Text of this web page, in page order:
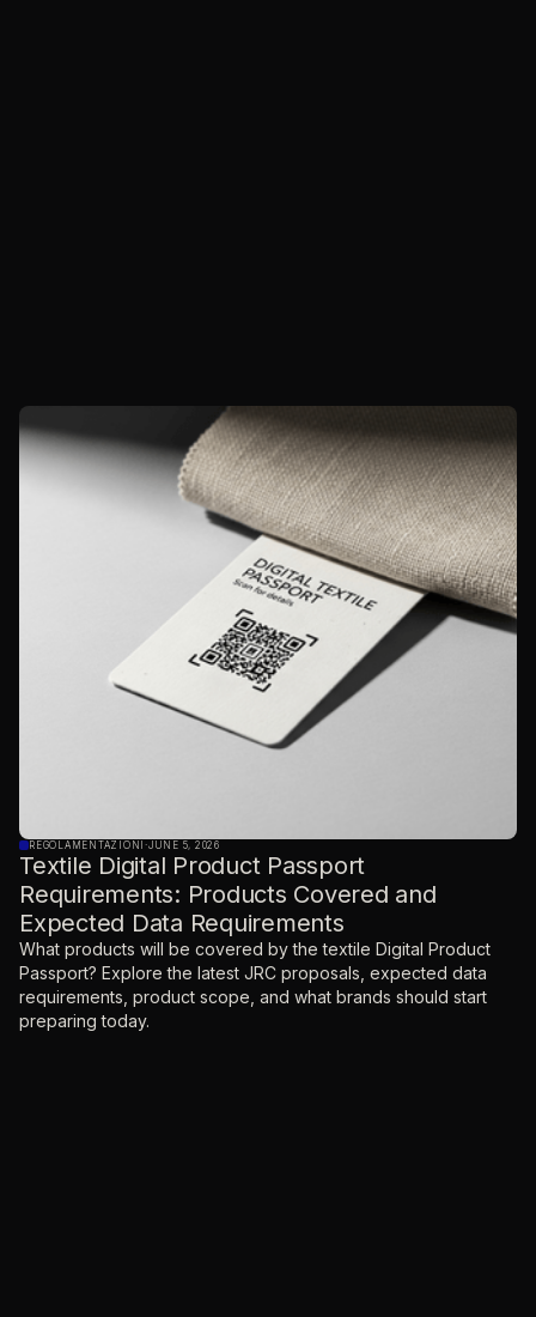
REGOLAMENTAZIONI ·JUNE 5, 2026
Textile Digital Product Passport
Requirements: Products Covered and
Expected Data Requirements
What products will be covered by the textile Digital Product
Passport? Explore the latest JRC proposals, expected data
requirements, product scope, and what brands should start
preparing today.